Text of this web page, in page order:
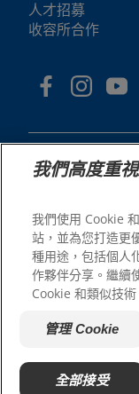
人才招募
收容所合作
© 2025
All rights
As used
in the
subject
我們高度重
我們使用 Cookie
站，並為您打造更
種用途，包括個人
作夥伴分享。繼續
Cookie 和類似技術
管理 Cookie
全部接受